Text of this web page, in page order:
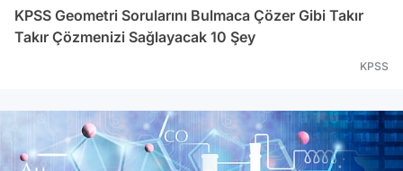
KPSS Geometri Sorularını Bulmaca Çözer Gibi Takır
Takır Çözmenizi Sağlayacak 10 Şey
KPSS